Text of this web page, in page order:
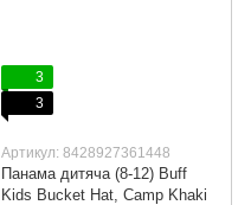
3
3
Артикул: 8428927361448
Панама дитяча (8-12) Buff
Kids Bucket Hat, Camp Khaki